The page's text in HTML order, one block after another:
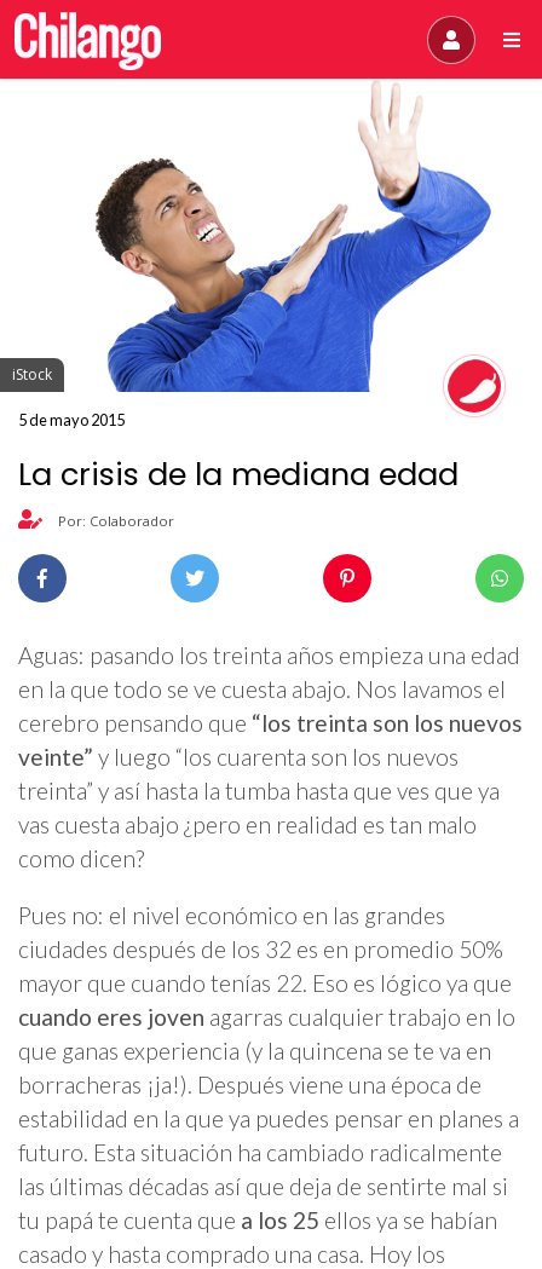
iStock
5 de mayo 2015
La crisis de la mediana edad
Por: Colaborador
Aguas: pasando los treinta años empieza una edad
en la que todo se ve cuesta abajo. Nos lavamos el
cerebro pensando que “los treinta son los nuevos
veinte” y luego “los cuarenta son los nuevos
treinta” y así hasta la tumba hasta que ves que ya
vas cuesta abajo ¿pero en realidad es tan malo
como dicen?
Pues no: el nivel económico en las grandes
ciudades después de los 32 es en promedio 50%
mayor que cuando tenías 22. Eso es lógico ya que
cuando eres joven agarras cualquier trabajo en lo
que ganas experiencia (y la quincena se te va en
borracheras ¡ja!). Después viene una época de
estabilidad en la que ya puedes pensar en planes a
futuro. Esta situación ha cambiado radicalmente
las últimas décadas así que deja de sentirte mal si
tu papá te cuenta que a los 25 ellos ya se habían
casado y hasta comprado una casa. Hoy los